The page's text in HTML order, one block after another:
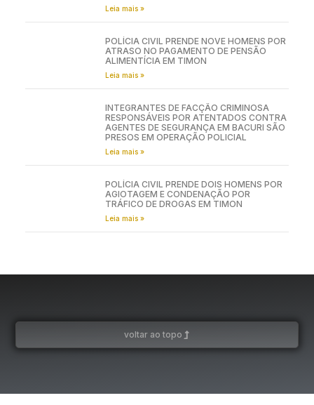
Leia mais »
POLÍCIA CIVIL PRENDE NOVE HOMENS POR
ATRASO NO PAGAMENTO DE PENSÃO
ALIMENTÍCIA EM TIMON
Leia mais »
INTEGRANTES DE FACÇÃO CRIMINOSA
RESPONSÁVEIS POR ATENTADOS CONTRA
AGENTES DE SEGURANÇA EM BACURI SÃO
PRESOS EM OPERAÇÃO POLICIAL
Leia mais »
POLÍCIA CIVIL PRENDE DOIS HOMENS POR
AGIOTAGEM E CONDENAÇÃO POR
TRÁFICO DE DROGAS EM TIMON
Leia mais »